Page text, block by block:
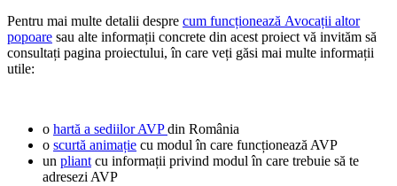
Pentru mai multe detalii despre cum funcționează Avocații altor
popoare sau alte informații concrete din acest proiect vă invităm să
consultați pagina proiectului, în care veți găsi mai multe informații
utile:
o hartă a sediilor AVPdin România
o scurtă animație cu modul în care funcționează AVP
un pliant cu informații privind modul în care trebuie să te
adresezi AVP